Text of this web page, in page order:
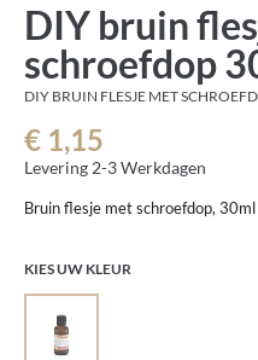
DIY bruin
schroefdop
DIY BRUIN FLESJE MET
€ 1,15
Levering 2-3 Werkdagen
Bruin flesje met schroefdop, 30ml
KIES UW KLEUR